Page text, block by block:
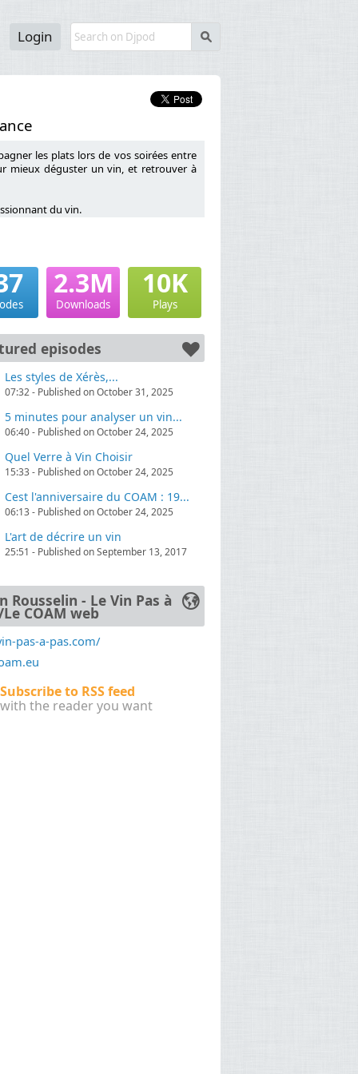
s
Login
les plats lors de vos soirées entre
mieux déguster un vin, et retrouver à
du vin.
sur la pédagogie du vin),
(Wine and Spirit Education Trust),
son métier et sa passion du vin.
de vin, obtenir une certification dans
delà de cette démarche pédagogique,
découverte pour Yann, qui s’est vite
un cursus de biochimie œnologique à
le diplôme de Technicien Supérieur en
2.3M
Downloads
10K
Plays
episodes
Les styles de Xérès,...
07:32 - Published on October 31, 2025
5 minutes pour analyser un vin...
06:40 - Published on October 24, 2025
Quel Verre à Vin Choisir
15:33 - Published on October 24, 2025
Cest l'anniversaire du COAM : 19...
06:13 - Published on October 24, 2025
L'art de décrire un vin
25:51 - Published on September 13, 2017
Rousselin - Le Vin Pas à
Le COAM web
pas-a-pas.com/
Subscribe to RSS feed
with the reader you want